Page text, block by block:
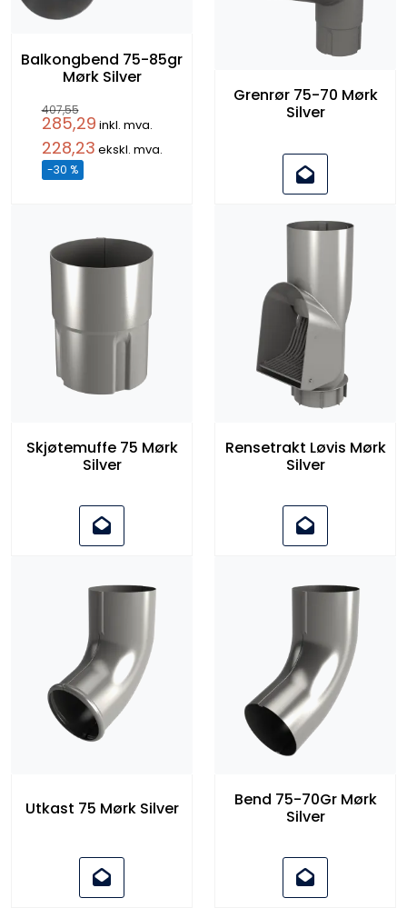
Balkongbend 75-85gr
Mørk Silver
407,55
285,29 inkl. mva.
228,23 ekskl. mva.
-30 %
Grenrør 75-70 Mørk
Silver
Skjøtemuffe 75 Mørk
Silver
Rensetrakt Løvis Mørk
Silver
Utkast 75 Mørk Silver
Bend 75-70Gr Mørk
Silver